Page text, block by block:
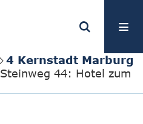
4 Kernstadt Marburg
Steinweg 44: Hotel zum